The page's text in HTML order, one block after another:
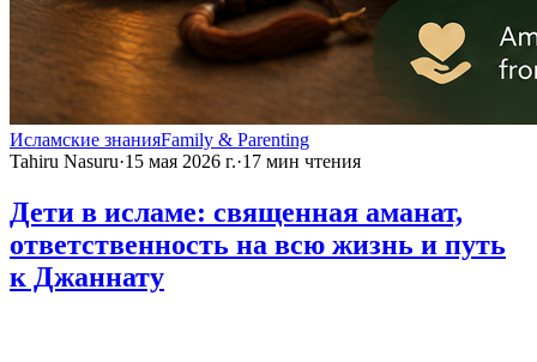
Исламские знанияFamily & Parenting
Tahiru Nasuru·15 мая 2026 г.·17 мин чтения
Дети в исламе: священная аманат,
ответственность на всю жизнь и путь
к Джаннату